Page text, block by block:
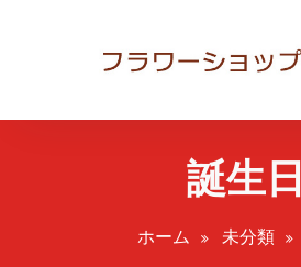
ツ
誕生日
ホーム 未分類